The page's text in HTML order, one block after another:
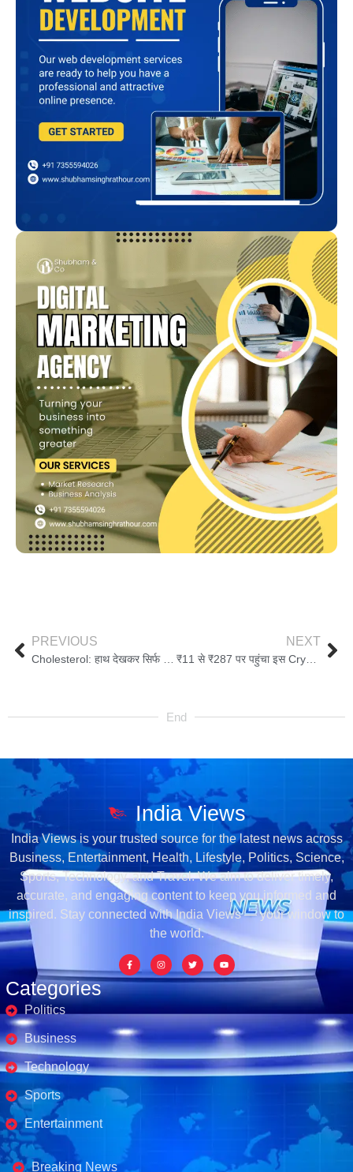
PREVIOUS NEXT
₹11 से ₹287 पर पहुंचा इस Cryptocurrency का रेट, 1 साल में करीब 6 गुना और 5 साल में 13 गुना कर दिया पैसा, आपने खरीदी क्या?
End
Categories
Politics
Business
Technology
Sports
Entertainment
Business's
Breaking News
India Views
India Views is your trusted source for the latest news across
Business, Entertainment, Health, Lifestyle, Politics, Science,
Sports, Technology, and Travel. We aim to deliver timely,
accurate, and engaging content to keep you informed and
inspired. Stay connected with India Views — your window to
the world.